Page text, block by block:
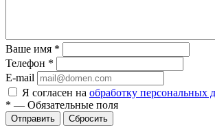
Ваше имя *
Телефон *
E-mail
Я согласен на обработку персональных
* — Обязательные поля
Сбросить